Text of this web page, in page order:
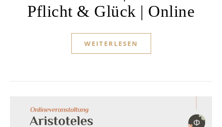
Pflicht & Glück | Online
WEITERLESEN